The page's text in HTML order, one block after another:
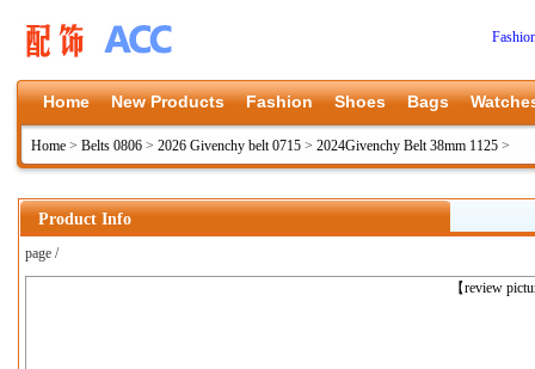
Home New Products Fashion Shoes Bags
Home > Belts 0806 > 2026 Givenchy belt 0715 > 2024Givenchy Belt 38mm 1125 >
Product Info
page /
【review
上一张